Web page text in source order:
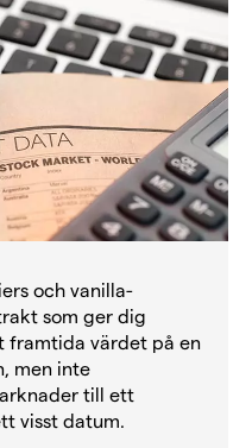
och vanilla-
som ger dig
framtida värdet på en
men inte
till ett
visst datum.